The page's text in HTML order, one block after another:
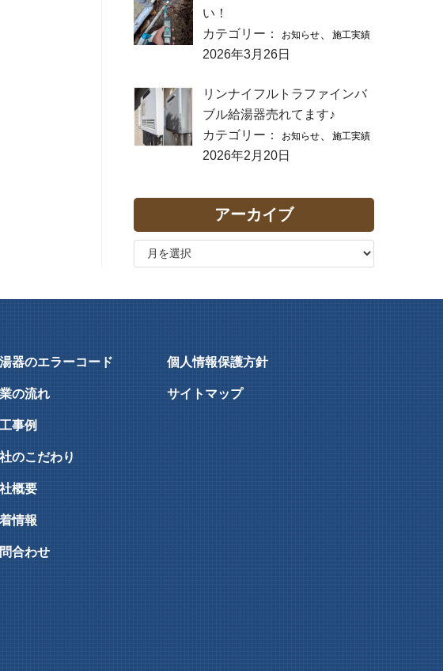
い！
カテゴリー：
お知らせ 施工実績
2026年3月26日
リンナイフルトラファインバ
ブル給湯器売れてます♪
カテゴリー：
お知らせ 施工実績
2026年2月20日
アーカイブ
器のエラーコード
の流れ
事例
のこだわり
概要
情報
合わせ
個人情報保護方針
サイトマップ